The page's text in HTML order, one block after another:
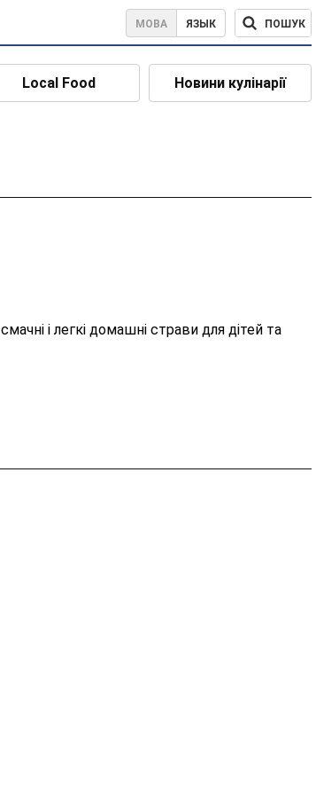
МОВА ЯЗЫК ПОШУК
Local Food Новини кулінарії
і легкі домашні страви для дітей та